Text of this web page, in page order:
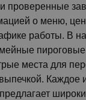
проверенные
о меню,
работы. В
места для
Каждое